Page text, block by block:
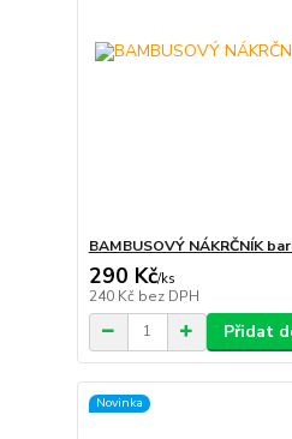
BAMBUSOVÝ NÁKRČNÍK
290 Kč/ks
240 Kč bez DPH
Přidat
Novinka